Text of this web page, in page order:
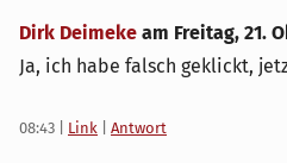
Dirk Deimeke am Freitag, 21.
Ja, ich habe falsch geklickt,
08:43 Link Antwort